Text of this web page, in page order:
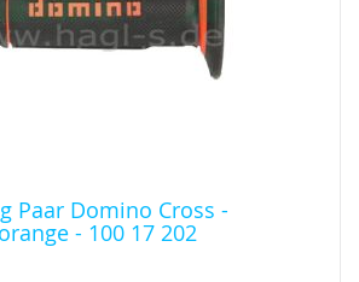
Paar Domino Cross -
- 100 17 202